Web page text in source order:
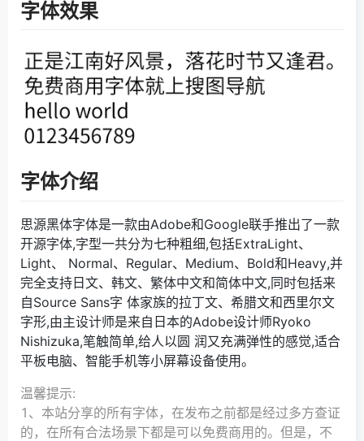
字体效果
字体介绍
思源黑体字体是一款由Adobe和Google联手推出了一款
开源字体,字型一共分为七种粗细,包括ExtraLight、
Light、 Normal、Regular、Medium、Bold和Heavy,并
完全支持日文、韩文、繁体中文和简体中文,同时包括来
自Source Sans字 体家族的拉丁文、希腊文和西里尔文
字形,由主设计师是来自日本的Adobe设计师Ryoko
Nishizuka,笔触简单,给人以圆 润又充满弹性的感觉,适合
平板电脑、智能手机等小屏幕设备使用。
温馨提示:
1、本站分享的所有字体，在发布之前都是经过多方查证
的，在所有合法场景下都是可以免费商用的。但是，不